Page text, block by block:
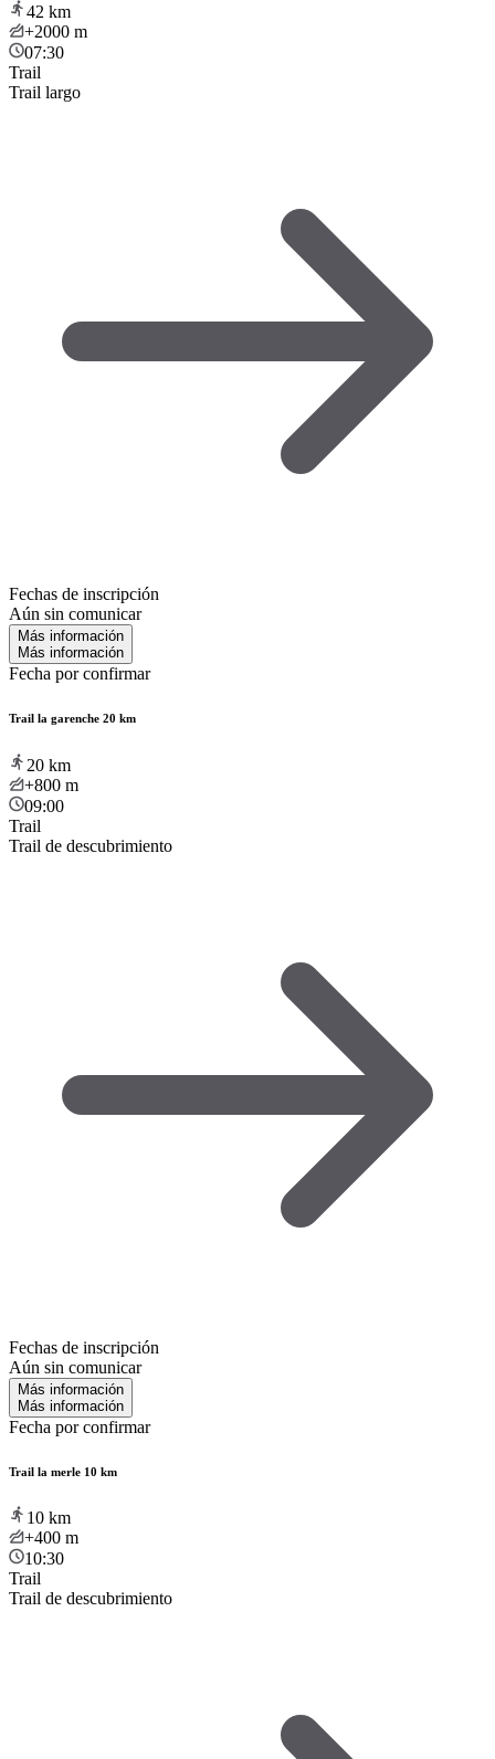
42 km
+2000 m
07:30
Trail
Trail largo
Fechas de inscripción
Aún sin comunicar
Más información
Más información
Fecha por confirmar
Trail la garenche 20 km
20 km
+800 m
09:00
Trail
Trail de descubrimiento
Fechas de inscripción
Aún sin comunicar
Más información
Más información
Fecha por confirmar
Trail la merle 10 km
10 km
+400 m
10:30
Trail
Trail de descubrimiento